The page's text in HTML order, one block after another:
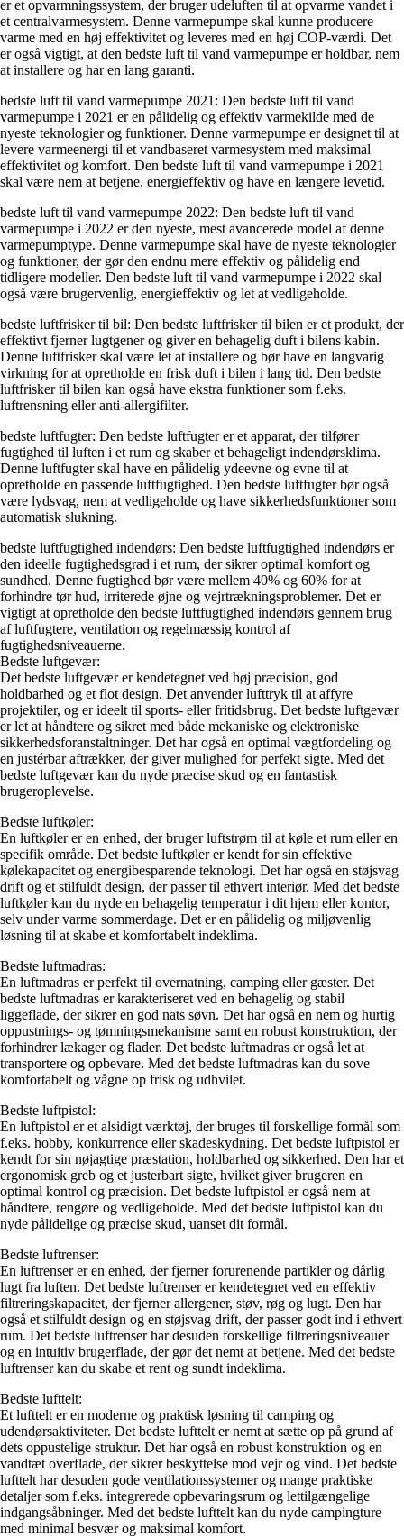
er et opvarmningssystem, der bruger udeluften til at opvarme vandet i
et centralvarmesystem. Denne varmepumpe skal kunne producere
varme med en høj effektivitet og leveres med en høj COP-værdi. Det
er også vigtigt, at den bedste luft til vand varmepumpe er holdbar, nem
at installere og har en lang garanti.
bedste luft til vand varmepumpe 2021: Den bedste luft til vand
varmepumpe i 2021 er en pålidelig og effektiv varmekilde med de
nyeste teknologier og funktioner. Denne varmepumpe er designet til at
levere varmeenergi til et vandbaseret varmesystem med maksimal
effektivitet og komfort. Den bedste luft til vand varmepumpe i 2021
skal være nem at betjene, energieffektiv og have en længere levetid.
bedste luft til vand varmepumpe 2022: Den bedste luft til vand
varmepumpe i 2022 er den nyeste, mest avancerede model af denne
varmepumptype. Denne varmepumpe skal have de nyeste teknologier
og funktioner, der gør den endnu mere effektiv og pålidelig end
tidligere modeller. Den bedste luft til vand varmepumpe i 2022 skal
også være brugervenlig, energieffektiv og let at vedligeholde.
bedste luftfrisker til bil: Den bedste luftfrisker til bilen er et produkt, der
effektivt fjerner lugtgener og giver en behagelig duft i bilens kabin.
Denne luftfrisker skal være let at installere og bør have en langvarig
virkning for at opretholde en frisk duft i bilen i lang tid. Den bedste
luftfrisker til bilen kan også have ekstra funktioner som f.eks.
luftrensning eller anti-allergifilter.
bedste luftfugter: Den bedste luftfugter er et apparat, der tilfører
fugtighed til luften i et rum og skaber et behageligt indendørsklima.
Denne luftfugter skal have en pålidelig ydeevne og evne til at
opretholde en passende luftfugtighed. Den bedste luftfugter bør også
være lydsvag, nem at vedligeholde og have sikkerhedsfunktioner som
automatisk slukning.
bedste luftfugtighed indendørs: Den bedste luftfugtighed indendørs er
den ideelle fugtighedsgrad i et rum, der sikrer optimal komfort og
sundhed. Denne fugtighed bør være mellem 40% og 60% for at
forhindre tør hud, irriterede øjne og vejrtrækningsproblemer. Det er
vigtigt at opretholde den bedste luftfugtighed indendørs gennem brug
af luftfugtere, ventilation og regelmæssig kontrol af
fugtighedsniveauerne.
Bedste luftgevær:
Det bedste luftgevær er kendetegnet ved høj præcision, god
holdbarhed og et flot design. Det anvender lufttryk til at affyre
projektiler, og er ideelt til sports- eller fritidsbrug. Det bedste luftgevær
er let at håndtere og sikret med både mekaniske og elektroniske
sikkerhedsforanstaltninger. Det har også en optimal vægtfordeling og
en justérbar aftrækker, der giver mulighed for perfekt sigte. Med det
bedste luftgevær kan du nyde præcise skud og en fantastisk
brugeroplevelse.
Bedste luftkøler:
En luftkøler er en enhed, der bruger luftstrøm til at køle et rum eller en
specifik område. Det bedste luftkøler er kendt for sin effektive
kølekapacitet og energibesparende teknologi. Det har også en støjsvag
drift og et stilfuldt design, der passer til ethvert interiør. Med det bedste
luftkøler kan du nyde en behagelig temperatur i dit hjem eller kontor,
selv under varme sommerdage. Det er en pålidelig og miljøvenlig
løsning til at skabe et komfortabelt indeklima.
Bedste luftmadras:
En luftmadras er perfekt til overnatning, camping eller gæster. Det
bedste luftmadras er karakteriseret ved en behagelig og stabil
liggeflade, der sikrer en god nats søvn. Det har også en nem og hurtig
oppustnings- og tømningsmekanisme samt en robust konstruktion, der
forhindrer lækager og flader. Det bedste luftmadras er også let at
transportere og opbevare. Med det bedste luftmadras kan du sove
komfortabelt og vågne op frisk og udhvilet.
Bedste luftpistol:
En luftpistol er et alsidigt værktøj, der bruges til forskellige formål som
f.eks. hobby, konkurrence eller skadeskydning. Det bedste luftpistol er
kendt for sin nøjagtige præstation, holdbarhed og sikkerhed. Den har et
ergonomisk greb og et justerbart sigte, hvilket giver brugeren en
optimal kontrol og præcision. Det bedste luftpistol er også nem at
håndtere, rengøre og vedligeholde. Med det bedste luftpistol kan du
nyde pålidelige og præcise skud, uanset dit formål.
Bedste luftrenser:
En luftrenser er en enhed, der fjerner forurenende partikler og dårlig
lugt fra luften. Det bedste luftrenser er kendetegnet ved en effektiv
filtreringskapacitet, der fjerner allergener, støv, røg og lugt. Den har
også et stilfuldt design og en støjsvag drift, der passer godt ind i ethvert
rum. Det bedste luftrenser har desuden forskellige filtreringsniveauer
og en intuitiv brugerflade, der gør det nemt at betjene. Med det bedste
luftrenser kan du skabe et rent og sundt indeklima.
Bedste lufttelt:
Et lufttelt er en moderne og praktisk løsning til camping og
udendørsaktiviteter. Det bedste lufttelt er nemt at sætte op på grund af
dets oppustelige struktur. Det har også en robust konstruktion og en
vandtæt overflade, der sikrer beskyttelse mod vejr og vind. Det bedste
lufttelt har desuden gode ventilationssystemer og mange praktiske
detaljer som f.eks. integrerede opbevaringsrum og lettilgængelige
indgangsåbninger. Med det bedste lufttelt kan du nyde campingture
med minimal besvær og maksimal komfort.